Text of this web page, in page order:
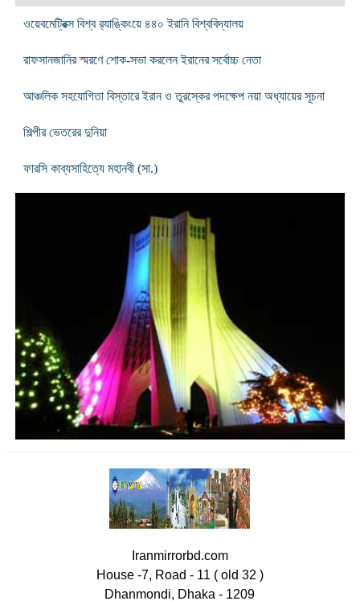
ওয়েবমেট্রিক্স বিশ্ব র‍্যাঙ্কিংয়ে ৪৪০ ইরানি বিশ্ববিদ্যালয়
রাফসানজানির স্মরণে শোক-সভা করলেন ইরানের সর্বোচ্চ নেতা
আঞ্চলিক সহযোগিতা বিস্তারে ইরান ও তুরস্কের পদক্ষেপ নয়া অধ্যায়ের সূচনা
শিল্পীর ভেতরের দুনিয়া
ফারসি কাব্যসাহিত্যে মহানবী (সা.)
Iranmirrorbd.com
House -7, Road - 11 ( old 32 )
Dhanmondi, Dhaka - 1209